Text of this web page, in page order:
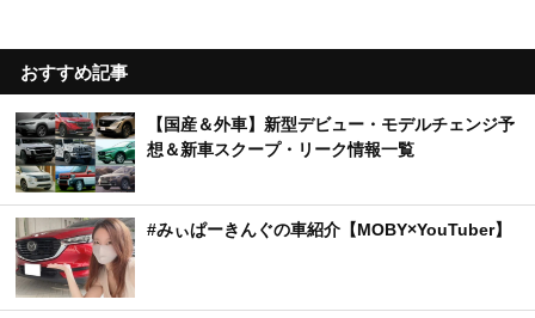
おすすめ記事
【国産＆外車】新型デビュー・モデルチェンジ予
想＆新車スクープ・リーク情報一覧
#みぃぱーきんぐの車紹介【MOBY×YouTuber】